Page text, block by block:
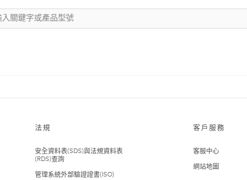
法規
安全資料表(SDS)與法規資料表
(RDS)查詢
管理系統外部驗證證書(ISO)
客戶服務
客服中心
網站地圖